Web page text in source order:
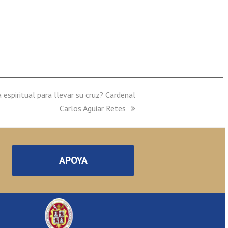
para llevar su cruz? Cardenal
Carlos Aguiar Retes
APOYA